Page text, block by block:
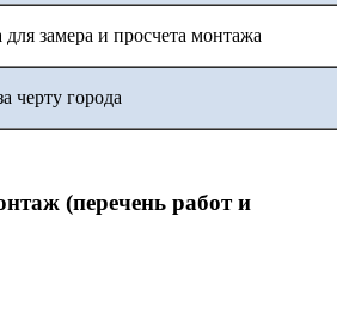
замера и просчета монтажа
черту города
(перечень работ и